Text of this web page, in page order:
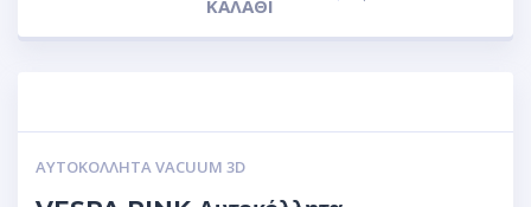
ΚΑΛΆΘΙ
ΑΥΤΟΚΌΛΛΗΤΑ VACUUM 3D